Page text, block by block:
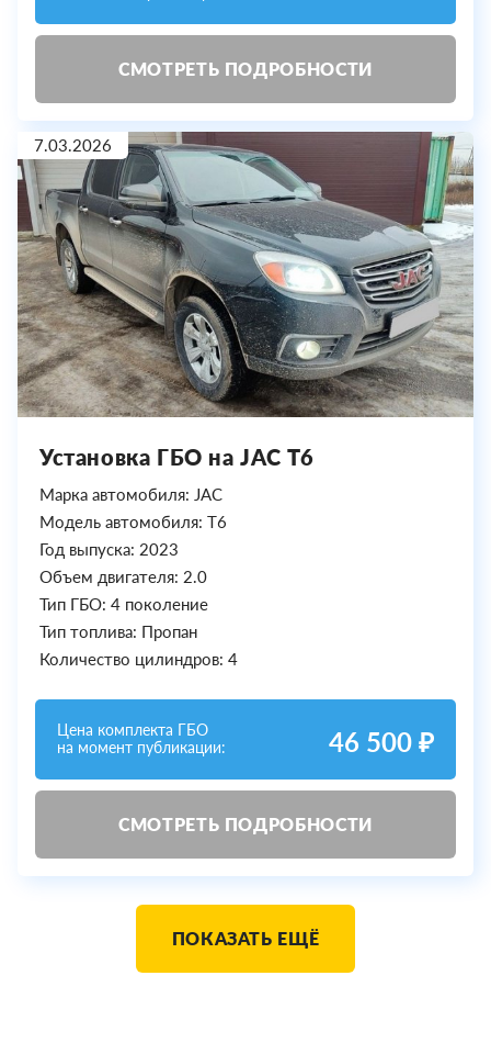
СМОТРЕТЬ ПОДРОБНОСТИ
7.03.2026
Установка ГБО на JAC T6
Марка автомобиля: JAC
Модель автомобиля: T6
Год выпуска: 2023
Объем двигателя: 2.0
Тип ГБО: 4 поколение
Тип топлива: Пропан
Количество цилиндров: 4
Цена комплекта ГБО
на момент публикации:
46 500 ₽
СМОТРЕТЬ ПОДРОБНОСТИ
ПОКАЗАТЬ ЕЩЁ